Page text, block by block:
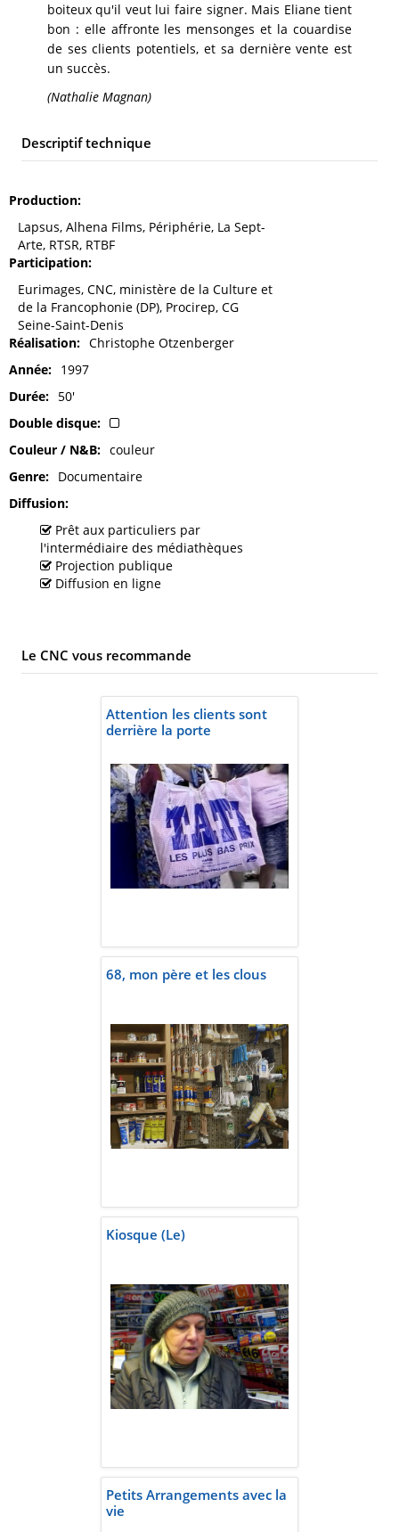
boiteux qu'il veut lui faire signer. Mais Eliane tient
bon : elle affronte les mensonges et la couardise
de ses clients potentiels, et sa dernière vente est
un succès.
(Nathalie Magnan)
Descriptif technique
Production
Lapsus, Alhena Films, Périphérie, La Sept-
Arte, RTSR, RTBF
Participation
Eurimages, CNC, ministère de la Culture et
de la Francophonie (DP), Procirep, CG
Seine-Saint-Denis
Réalisation
Christophe Otzenberger
Année
1997
Durée
50'
Double disque
Couleur / N&B
couleur
Genre
Documentaire
Diffusion
Prêt aux particuliers par
l'intermédiaire des médiathèques
Projection publique
Diffusion en ligne
Le CNC vous recommande
Attention les clients sont
derrière la porte
68, mon père et les clous
Kiosque (Le)
Petits Arrangements avec la
vie